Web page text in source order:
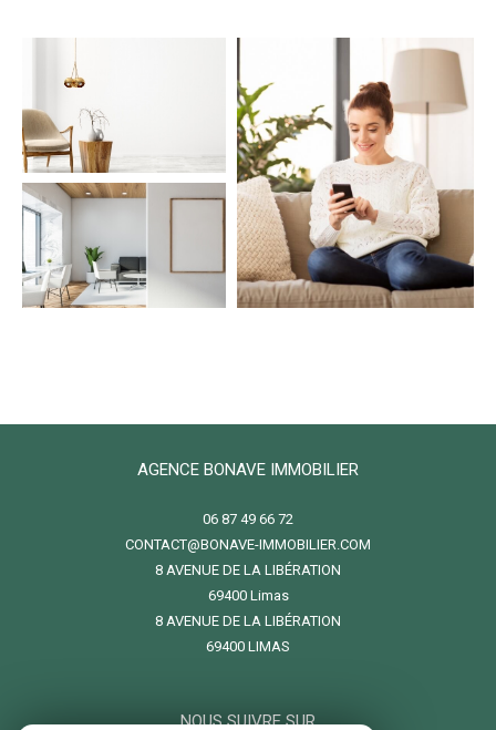
AGENCE BONAVE IMMOBILIER
06 87 49 66 72
CONTACT@BONAVE-IMMOBILIER.COM
8 AVENUE DE LA LIBÉRATION
69400
limas
8 AVENUE DE LA LIBÉRATION
69400 LIMAS
NOUS SUIVRE SUR